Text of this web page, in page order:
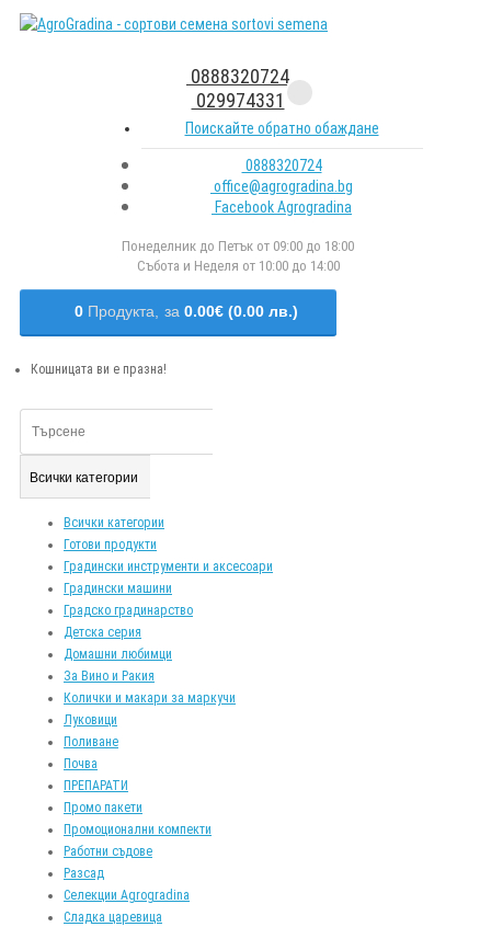
0888320724
029974331
Поискайте обратно обаждане
0888320724
office@agrogradina.bg
Facebook Agrogradina
Понеделник до Петък от 09:00 до 18:00
Събота и Неделя от 10:00 до 14:00
0 Продукта, за 0.00€ (0.00 лв.)
Кошницата ви е празна!
Всички категории
Всички категории
Готови продукти
Градински инструменти и аксесоари
Градински машини
Градско градинарство
Детска серия
Домашни любимци
За Вино и Ракия
Колички и макари за маркучи
Луковици
Поливане
Почва
ПРЕПАРАТИ
Промо пакети
Промоционални компекти
Работни съдове
Разсад
Селекции Agrogradina
Сладка царевица